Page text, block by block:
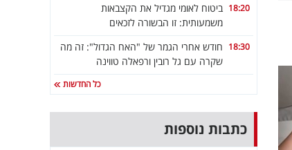
18:20 ביטוח לאומי מגדיל את הקצבאות
משמעותית: זו הבשורה לזכאים
18:30 חודש אחרי הגמר של "האח הגדול": זה מה
שקרה עם גל רובין ורפאלה טווינה
כל החדשות
כתבות נוספות